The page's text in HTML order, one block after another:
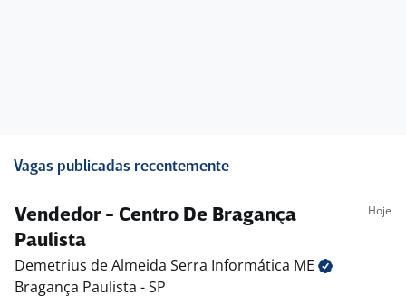
Vagas publicadas recentemente
Vendedor - Centro De Bragança
Paulista
Hoje
Demetrius de Almeida Serra Informática ME
Bragança Paulista - SP